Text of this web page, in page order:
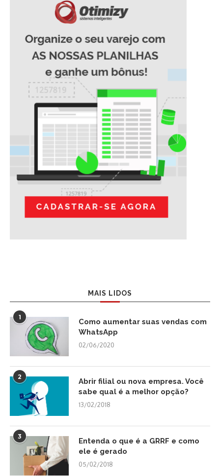
MAIS LIDOS
1
Como aumentar suas vendas com
WhatsApp
02/06/2020
2
Abrir filial ou nova empresa. Você
sabe qual é a melhor opção?
13/02/2018
3
Entenda o que é a GRRF e como
ele é gerado
05/02/2018